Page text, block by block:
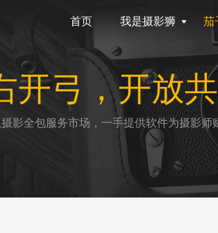
首页 我是摄影狮 茄
开弓，开放
影全包服务市场，一手提供软件为摄影师